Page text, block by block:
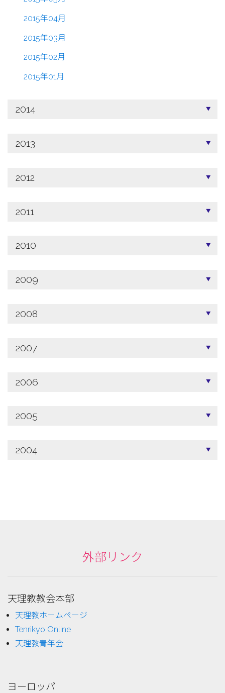
2015年04月
2015年03月
2015年02月
2015年01月
2014
2013
2012
2011
2010
2009
2008
2007
2006
2005
2004
外部リンク
天理教教会本部
天理教ホームページ
Tenrikyo Online
天理教青年会
ヨーロッパ